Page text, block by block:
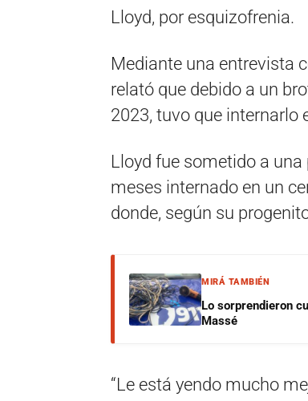
Lloyd, por esquizofrenia.
Mediante una entrevista
relató que debido a un
2023, tuvo que internarlo
Lloyd fue sometido a
meses internado en un
donde, según su
MIRÁ TAMBIÉN
Lo sorprendieron
Massé
“Le está yendo mucho